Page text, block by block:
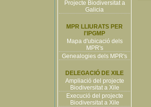
Projecte Biodiversitat a
Galicia
MPR LLIURATS PER
l'IPGMP
Mapa d'ubicació dels
MPR's
Genealogies dels MPR's
DELEGACIÓ DE XILE
Ampliació del projecte
Biodiversitat a Xile
Execució del projecte
Biodiversitat a Xile